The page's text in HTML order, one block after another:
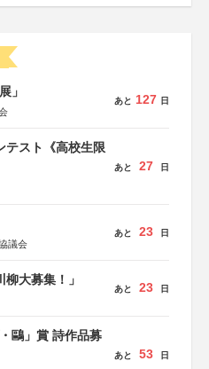
」
あと 127 日
テスト《高校生限
あと 27 日
議会
あと 23 日
大募集！」
あと 23 日
鷗」賞 詩作品募
あと 53 日